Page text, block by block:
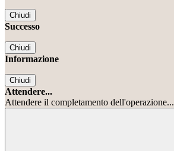
Chiudi
Successo
Chiudi
Informazione
Chiudi
Attendere...
Attendere il completamento dell'operazione...